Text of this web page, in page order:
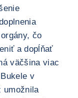
čo
a dopĺňať
väčšina viac
v
umožnila